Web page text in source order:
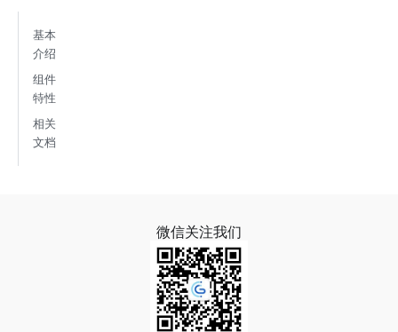
基本
介绍
组件
特性
相关
文档
微信关注我们